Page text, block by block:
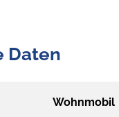
Daten
Wohnmobil